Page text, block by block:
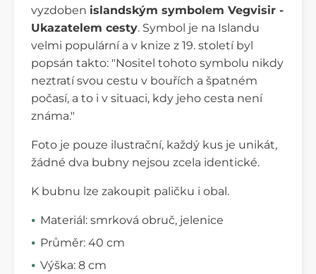
vyzdoben islandským symbolem Vegvisir -
Ukazatelem cesty. Symbol je na Islandu
velmi populární a v knize z 19. století byl
popsán takto: "Nositel tohoto symbolu nikdy
neztratí svou cestu v bouřích a špatném
počasí, a to i v situaci, kdy jeho cesta není
známa."
Foto je pouze ilustrační, každý kus je unikát,
žádné dva bubny nejsou zcela identické.
K bubnu lze zakoupit paličku i obal.
Materiál: smrková obruč, jelenice
Průměr: 40 cm
Výška: 8 cm